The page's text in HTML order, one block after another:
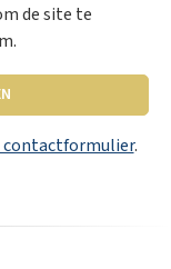
de site te
contactformulier.